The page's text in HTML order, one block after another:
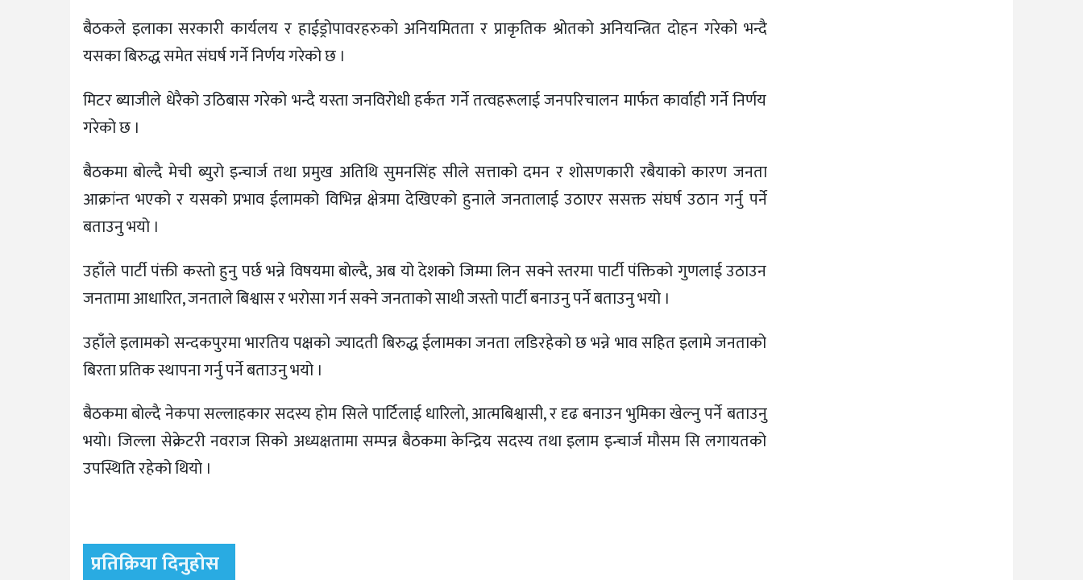
बैठकले इलाका सरकारी कार्यलय र हाईड्रोपावरहरुकाे अनियमितता र प्राकृतिक श्रोतको अनियन्त्रित दोहन गरेको भन्दै
यसका बिरुद्ध समेत संघर्ष गर्ने निर्णय गरेको छ ।
मिटर ब्याजीले धेरैको उठिबास गरेको भन्दै यस्ता जनविरोधी हर्कत गर्ने तत्वहरूलाई जनपरिचालन मार्फत कार्वाही गर्ने निर्णय
गरेको छ ।
बैठकमा बाेल्दै मेची ब्युरो इन्चार्ज तथा प्रमुख अतिथि सुमनसिंह सीले सत्ताको दमन र शोसणकारी रबैयाको कारण जनता
आक्रांन्त भएको र यसको प्रभाव ईलामको विभिन्न क्षेत्रमा देखिएको हुनाले जनतालाई उठाएर ससक्त संघर्ष उठान गर्नु पर्ने
बताउनु भयो ।
उहाँले पार्टी पंक्ती कस्तो हुनु पर्छ भन्ने विषयमा बाेल्दै, अब यो देशको जिम्मा लिन सक्ने स्तरमा पार्टी पंक्तिको गुणलाई उठाउन
जनतामा आधारित, जनताले बिश्वास र भरोसा गर्न सक्ने जनताको साथी जस्तो पार्टी बनाउनु पर्ने बताउनु भयो ।
उहाँले इलामको सन्दकपुरमा भारतिय पक्षको ज्यादती बिरुद्ध ईलामका जनता लडिरहेको छ भन्ने भाव सहित इलामे जनताको
बिरता प्रतिक स्थापना गर्नु पर्ने बताउनु भयो ।
बैठकमा बाेल्दै नेकपा सल्लाहकार सदस्य होम सिले पार्टिलाई धारिलो, आत्मबिश्वासी, र दृढ बनाउन भुमिका खेल्नु पर्ने बताउनु
भयो। जिल्ला सेक्रेटरी नवराज सिकाे अध्यक्षतामा सम्पन्न बैठकमा केन्द्रिय सदस्य तथा इलाम इन्चार्ज मौसम सि लगायतको
उपस्थिति रहेको थियाे ।
प्रतिक्रिया दिनुहोस